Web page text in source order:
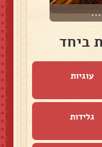
ביחד
עוגיות
גלידות